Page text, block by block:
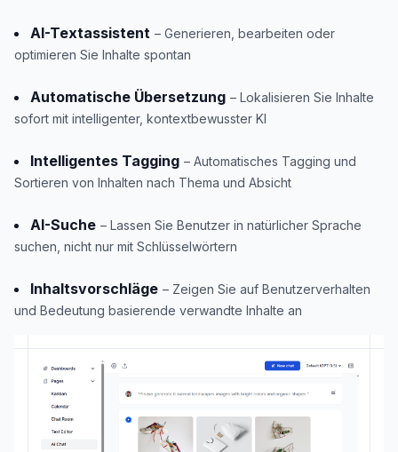
AI-Textassistent – Generieren, bearbeiten oder
optimieren Sie Inhalte spontan
Automatische Übersetzung – Lokalisieren Sie Inhalte
sofort mit intelligenter, kontextbewusster KI
Intelligentes Tagging – Automatisches Tagging und
Sortieren von Inhalten nach Thema und Absicht
AI-Suche – Lassen Sie Benutzer in natürlicher Sprache
suchen, nicht nur mit Schlüsselwörtern
Inhaltsvorschläge – Zeigen Sie auf Benutzerverhalten
und Bedeutung basierende verwandte Inhalte an